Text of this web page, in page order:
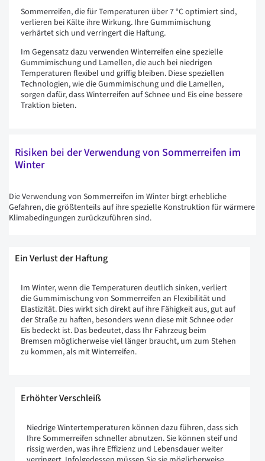
Sommerreifen, die für Temperaturen über 7 °C optimiert sind,
verlieren bei Kälte ihre Wirkung. Ihre Gummimischung
verhärtet sich und verringert die Haftung.
Im Gegensatz dazu verwenden Winterreifen eine spezielle
Gummimischung und Lamellen, die auch bei niedrigen
Temperaturen flexibel und griffig bleiben. Diese speziellen
Technologien, wie die Gummimischung und die Lamellen,
sorgen dafür, dass Winterreifen auf Schnee und Eis eine bessere
Traktion bieten.
Risiken bei der Verwendung von Sommerreifen im
Winter
Die Verwendung von Sommerreifen im Winter birgt erhebliche
Gefahren, die größtenteils auf ihre spezielle Konstruktion für wärmere
Klimabedingungen zurückzuführen sind.
Ein Verlust der Haftung
Im Winter, wenn die Temperaturen deutlich sinken, verliert
die Gummimischung von Sommerreifen an Flexibilität und
Elastizität. Dies wirkt sich direkt auf ihre Fähigkeit aus, gut auf
der Straße zu haften, besonders wenn diese mit Schnee oder
Eis bedeckt ist. Das bedeutet, dass Ihr Fahrzeug beim
Bremsen möglicherweise viel länger braucht, um zum Stehen
zu kommen, als mit Winterreifen.
Erhöhter Verschleiß
Niedrige Wintertemperaturen können dazu führen, dass sich
Ihre Sommerreifen schneller abnutzen. Sie können steif und
rissig werden, was ihre Effizienz und Lebensdauer weiter